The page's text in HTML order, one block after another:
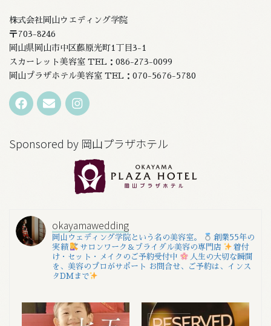
株式会社岡山ウエディング学院
〒703-8246
岡山県岡山市中区藤原光町1丁目3-1
スカーレット美容室 TEL：086-273-0099
岡山プラザホテル美容室 TEL：070-5676-5780
Sponsored by 岡山プラザホテル
okayamawedding
岡山ウェディング学院という名の美容室。
創業55年の
実績
サロンワーク＆ブライダル美容の専門店
着付
け・セット・メイクのご予約受付中
人生の大切な瞬間
を、美容のプロがサポート
お問合せ、ご予約は、インス
タDMまで